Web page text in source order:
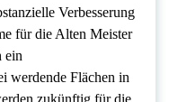
Verbesserung
für die Alten Meister
ein
werdende Flächen in